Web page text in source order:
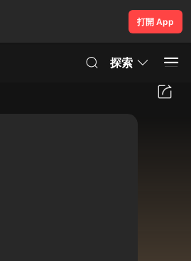
打開 App
探索